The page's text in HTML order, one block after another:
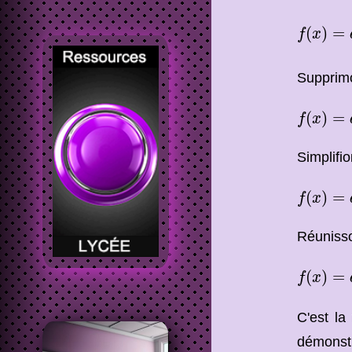
f(x) =
f(x) =
f(x) =
f(x) =
C'est